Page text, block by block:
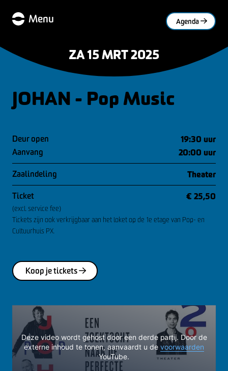
Menu Agenda
ZA 15 MRT 2025
JOHAN - Pop Music
Deur open 19:30 uur
Aanvang 20:00 uur
Zaalindeling Theater
Ticket € 25,50
(excl. service fee)
Tickets zijn ook verkrijgbaar aan het loket op de 1e etage van Pop- en
Cultuurhuis PX.
Koop je tickets
Deze video wordt gehost door een derde partij. Door de
externe inhoud te tonen, aanvaardt u de voorwaarden
YouTube.